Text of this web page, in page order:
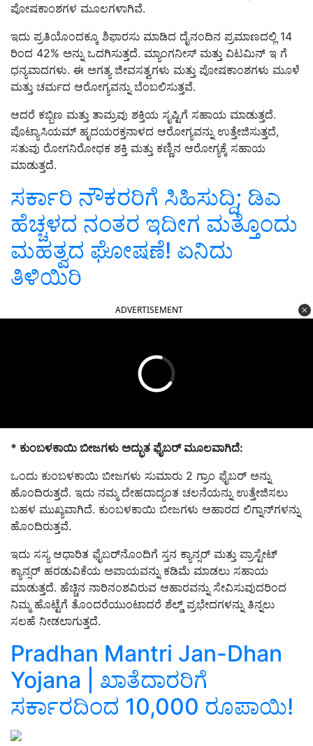
ಪೋಷಕಾಂಶಗಳ ಮೂಲಗಳಾಗಿವೆ.
ಇದು ಪ್ರತಿಯೊಂದಕ್ಕೂ ಶಿಫಾರಸು ಮಾಡಿದ ದೈನಂದಿನ ಪ್ರಮಾಣದಲ್ಲಿ 14
ರಿಂದ 42% ಅನ್ನು ಒದಗಿಸುತ್ತದೆ. ಮ್ಯಾಂಗನೀಸ್ ಮತ್ತು ವಿಟಮಿನ್ ಇ ಗೆ
ಧನ್ಯವಾದಗಳು. ಈ ಅಗತ್ಯ ಜೀವಸತ್ವಗಳು ಮತ್ತು ಪೋಷಕಾಂಶಗಳು ಮೂಳೆ
ಮತ್ತು ಚರ್ಮದ ಆರೋಗ್ಯವನ್ನು ಬೆಂಬಲಿಸುತ್ತವೆ.
ಆದರೆ ಕಬ್ಬಿಣ ಮತ್ತು ತಾಮ್ರವು ಶಕ್ತಿಯ ಸೃಷ್ಟಿಗೆ ಸಹಾಯ ಮಾಡುತ್ತದೆ.
ಪೊಟ್ಯಾಸಿಯಮ್ ಹೃದಯರಕ್ತನಾಳದ ಆರೋಗ್ಯವನ್ನು ಉತ್ತೇಜಿಸುತ್ತದೆ,
ಸತುವು ರೋಗನಿರೋಧಕ ಶಕ್ತಿ ಮತ್ತು ಕಣ್ಣಿನ ಆರೋಗ್ಯಕ್ಕೆ ಸಹಾಯ
ಮಾಡುತ್ತದೆ.
ಸರ್ಕಾರಿ ನೌಕರರಿಗೆ ಸಿಹಿಸುದ್ದಿ; ಡಿಎ
ಹೆಚ್ಚಳದ ನಂತರ ಇದೀಗ ಮತ್ತೊಂದು
ಮಹತ್ವದ ಘೋಷಣೆ! ಏನಿದು
ತಿಳಿಯಿರಿ
ADVERTISEMENT
* ಕುಂಬಳಕಾಯಿ ಬೀಜಗಳು ಅದ್ಭುತ ಫೈಬರ್ ಮೂಲವಾಗಿದೆ:
ಒಂದು ಕುಂಬಳಕಾಯಿ ಬೀಜಗಳು ಸುಮಾರು 2 ಗ್ರಾಂ ಫೈಬರ್ ಅನ್ನು
ಹೊಂದಿರುತ್ತದೆ. ಇದು ನಮ್ಮ ದೇಹದಾದ್ಯಂತ ಚಲನೆಯನ್ನು ಉತ್ತೇಜಿಸಲು
ಬಹಳ ಮುಖ್ಯವಾಗಿದೆ. ಕುಂಬಳಕಾಯಿ ಬೀಜಗಳು ಆಹಾರದ ಲಿಗ್ನಾನ್‌ಗಳನ್ನು
ಹೊಂದಿರುತ್ತವೆ.
ಇದು ಸಸ್ಯ ಆಧಾರಿತ ಫೈಬರ್‌ನೊಂದಿಗೆ ಸ್ತನ ಕ್ಯಾನ್ಸರ್ ಮತ್ತು ಪ್ರಾಸ್ಟೇಟ್
ಕ್ಯಾನ್ಸರ್ ಹರಡುವಿಕೆಯ ಅಪಾಯವನ್ನು ಕಡಿಮೆ ಮಾಡಲು ಸಹಾಯ
ಮಾಡುತ್ತದೆ. ಹೆಚ್ಚಿನ ನಾರಿನಂಶವಿರುವ ಆಹಾರವನ್ನು ಸೇವಿಸುವುದರಿಂದ
ನಿಮ್ಮ ಹೊಟ್ಟೆಗೆ ತೊಂದರೆಯುಂಟಾದರೆ ಶೆಲ್ಡ್ ಪ್ರಭೇದಗಳನ್ನು ತಿನ್ನಲು
ಸಲಹೆ ನೀಡಲಾಗುತ್ತದೆ.
Pradhan Mantri Jan-Dhan
Yojana | ಖಾತೆದಾರರಿಗೆ
ಸರ್ಕಾರದಿಂದ 10,000 ರೂಪಾಯಿ!